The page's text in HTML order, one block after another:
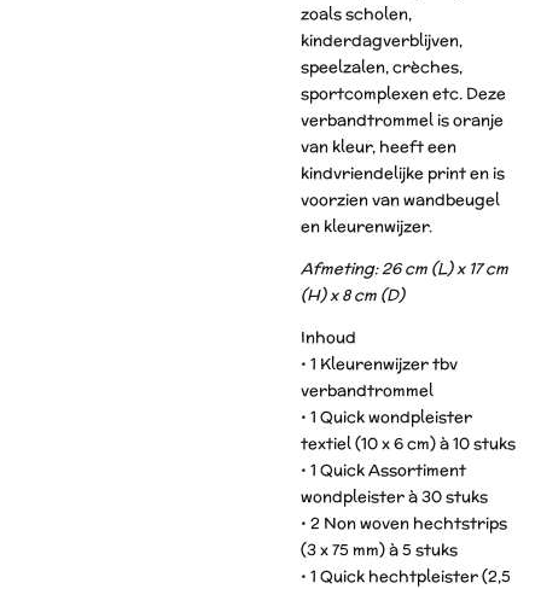
zoals scholen,
kinderdagverblijven,
speelzalen,crèches,
sportcomplexen etc. Deze
verbandtrommel is oranje
van kleur, heeft een
kindvriendelijke print en is
voorzien van wandbeugel
en kleurenwijzer.
Afmeting: 26 cm (L) x 17 cm
(H) x 8 cm (D)
Inhoud
• 1 Kleurenwijzer tbv
verbandtrommel
• 1 Quick wondpleister
textiel (10 x 6 cm) à 10 stuks
• 1 Quick Assortiment
wondpleister à 30 stuks
• 2 Non woven hechtstrips
(3 x 75 mm) à 5 stuks
• 1 Quick hechtpleister (2,5